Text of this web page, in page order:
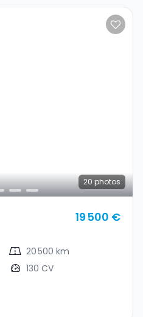
20 photos
19 500 €
20 500 km
130 CV